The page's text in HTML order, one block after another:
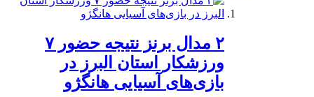
۲ مدال برنز نتیجه حضور ۷
ورزشکار استان البرز در
بازی‌های آسیایی هانگژو